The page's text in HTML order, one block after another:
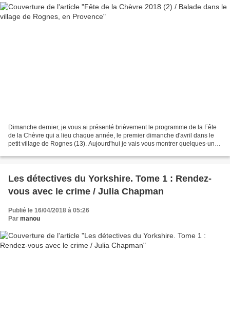
Dimanche dernier, je vous ai présenté brièvement le programme de la Fête
de la Chèvre qui a lieu chaque année, le premier dimanche d'avril dans le
petit village de Rognes (13). Aujourd'hui je vais vous montrer quelques-unes
Les détectives du Yorkshire. Tome 1 : Rendez-
vous avec le crime / Julia Chapman
Publié le 16/04/2018 à 05:26
Par manou